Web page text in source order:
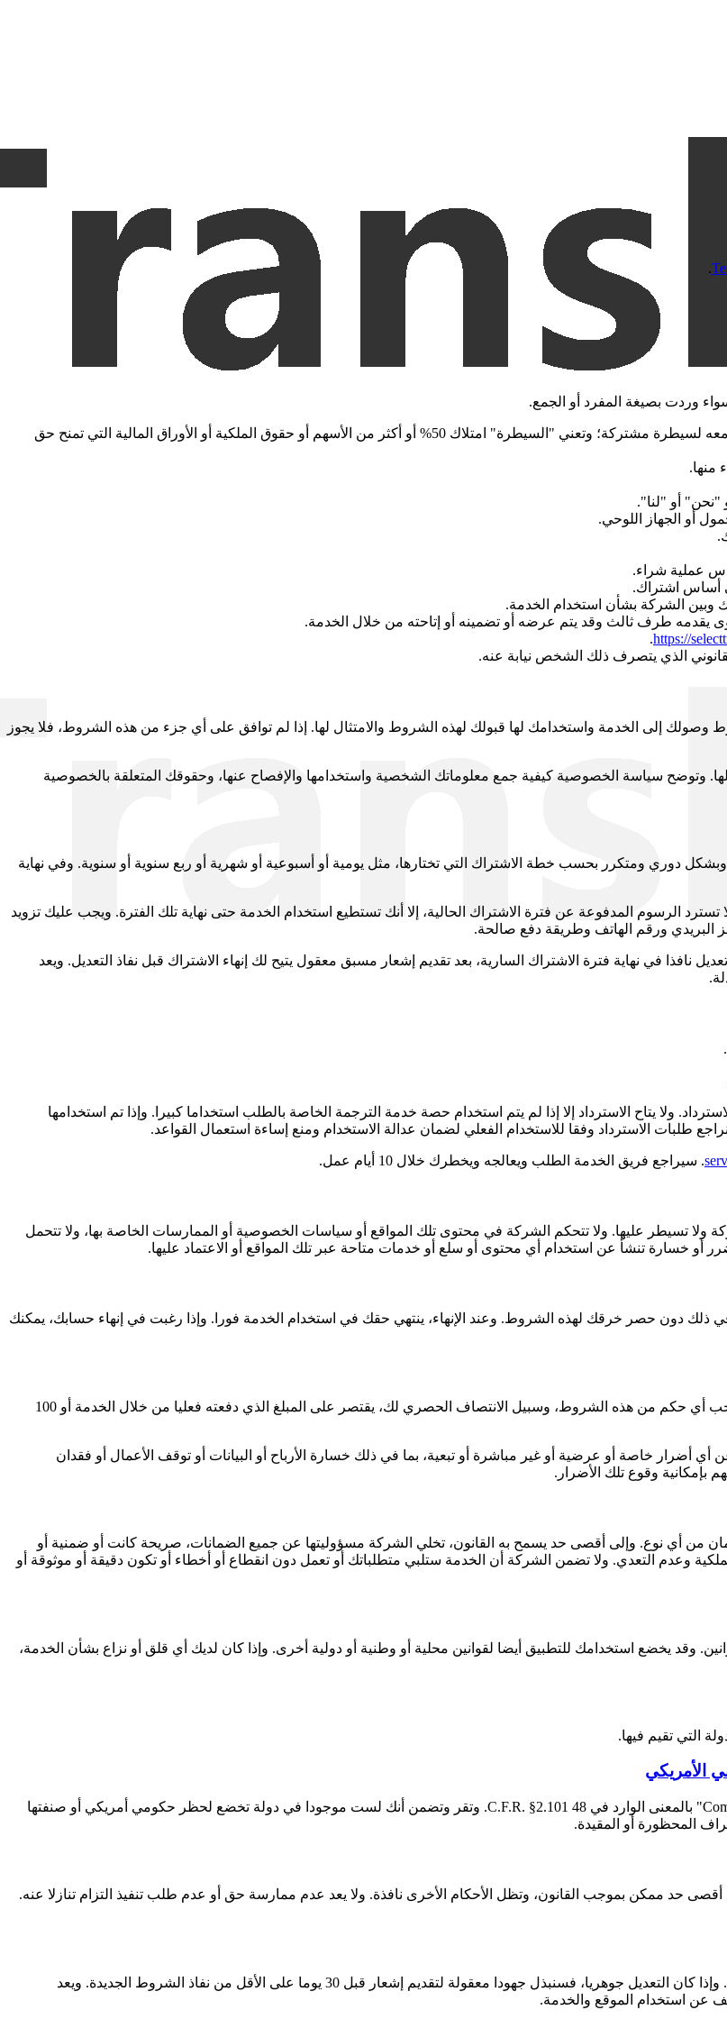
.
وردت بصيغة المفرد أو الجمع.
تعني أي كيان يسيطر على طرف أو يخضع لسيطرته أو يخضع معه لسيطرة مشتركة؛ وتعني "السيطرة" امتلاك 50% أو أكثر من الأسهم أو حقوق الملكية أو الأوراق المالية التي تمنح حق
منها.
أو الجهاز اللوحي.
عملية شراء.
أساس اشتراك.
وبين الشركة بشأن استخدام الخدمة.
يقدمه طرف ثالث وقد يتم عرضه أو تضمينه أو إتاحته من خلال الخدمة.
https://
.
الذي يتصرف ذلك الشخص نيابة عنه.
وصولك إلى الخدمة واستخدامك لها قبولك لهذه الشروط والامتثال لها. إذا لم توافق على أي جزء من هذه الشروط، فلا يجوز
لها. وتوضح سياسة الخصوصية كيفية جمع معلوماتك الشخصية واستخدامها والإفصاح عنها، وحقوقك المتعلقة بالخصوصية
دوري ومتكرر بحسب خطة الاشتراك التي تختارها، مثل يومية أو أسبوعية أو شهرية أو ربع سنوية أو سنوية. وفي نهاية
الرسوم المدفوعة عن فترة الاشتراك الحالية، إلا أنك تستطيع استخدام الخدمة حتى نهاية تلك الفترة. ويجب عليك تزويد
البريدي ورقم الهاتف وطريقة دفع صالحة.
في نهاية فترة الاشتراك السارية، بعد تقديم إشعار مسبق معقول يتيح لك إنهاء الاشتراك قبل نفاذ التعديل. ويعد
ولا يتاح الاسترداد إلا إذا لم يتم استخدام حصة خدمة الترجمة الخاصة بالطلب استخداما كبيرا. وإذا تم استخدامها
طلبات الاسترداد وفقا للاستخدام الفعلي لضمان عدالة الاستخدام ومنع إساءة استعمال القواعد.
. سيراجع فريق الخدمة الطلب ويعالجه ويخطرك خلال 10 أيام عمل.
ولا تسيطر عليها. ولا تتحكم الشركة في محتوى تلك المواقع أو سياسات الخصوصية أو الممارسات الخاصة بها، ولا تتحمل
خسارة تنشأ عن استخدام أي محتوى أو سلع أو خدمات متاحة عبر تلك المواقع أو الاعتماد عليها.
ذلك دون حصر خرقك لهذه الشروط. وعند الإنهاء، ينتهي حقك في استخدام الخدمة فورا. وإذا رغبت في إنهاء حسابك، يمكنك
بصرف النظر عن أي أضرار قد تلحق بك، فإن كامل مسؤولية الشركة ومورديها بموجب أي حكم من هذه الشروط، وسبيل الانتصاف الحصري لك، يقتصر على المبلغ الذي دفعته فعليا من خلال الخدمة أو 100
أضرار خاصة أو عرضية أو غير مباشرة أو تبعية، بما في ذلك خسارة الأرباح أو البيانات أو توقف الأعمال أو فقدان
بإمكانية وقوع تلك الأضرار.
من أي نوع. وإلى أقصى حد يسمح به القانون، تخلي الشركة مسؤوليتها عن جميع الضمانات، صريحة كانت أو ضمنية أو
وعدم التعدي. ولا تضمن الشركة أن الخدمة ستلبي متطلباتك أو تعمل دون انقطاع أو أخطاء أو تكون دقيقة أو موثوقة أو
وقد يخضع استخدامك للتطبيق أيضا لقوانين محلية أو وطنية أو دولية أخرى. وإذا كان لديك أي قلق أو نزاع بشأن الخدمة،
التي تقيم فيها.
الأمريكي
إذا كنت مستخدما نهائيا للحكومة الفيدرالية الأمريكية، فإن خدمتنا تعد "Commercial Item" بالمعنى الوارد في 48 C.F.R. §2.101. وتقر وتضمن أنك لست موجودا في دولة تخضع لحظر حكومي أمريكي أو صنفتها
المحظورة أو المقيدة.
أقصى حد ممكن بموجب القانون، وتظل الأحكام الأخرى نافذة. ولا يعد عدم ممارسة حق أو عدم طلب تنفيذ التزام تنازلا عنه.
نحتفظ بالحق في تعديل هذه الشروط أو استبدالها في أي وقت وفقا لتقديرنا المنفرد. وإذا كان التعديل جوهريا، فسنبذل جهودا معقولة لتقديم إشعار قبل 30 يوما على الأقل من نفاذ الشروط الجديدة. ويعد
عن استخدام الموقع والخدمة.